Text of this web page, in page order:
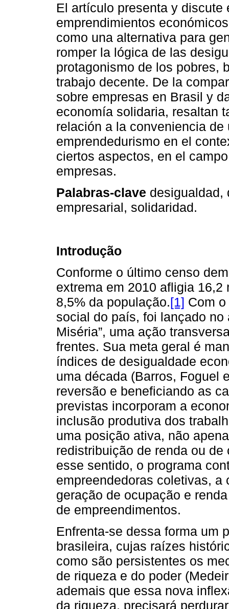
El artículo presenta y discute
emprendimientos
como una alternativa para
romper la lógica de las
protagonismo de los pobres,
trabajo decente. De la
sobre empresas en Brasil y
economía solidaria, resaltan
relación a la conveniencia
emprendedurismo en el
ciertos aspectos, en el
empresas.
Palabras-clave desigualdad,
empresarial, solidaridad.
Introdução
Conforme o último censo
extrema em 2010 afligia
8,5% da população.[1] Com
social do país, foi lançado no
Miséria”, uma ação
frentes. Sua meta geral é
índices de desigualdade
uma década (Barros, Foguel
reversão e beneficiando as
previstas incorporam a
inclusão produtiva dos
uma posição ativa, não
redistribuição de renda ou
esse sentido, o programa
empreendedoras coletivas,
geração de ocupação e
de empreendimentos.
Enfrenta-se dessa forma um
brasileira, cujas raízes
como são persistentes os
de riqueza e do poder
ademais que essa nova
da riqueza, precisará